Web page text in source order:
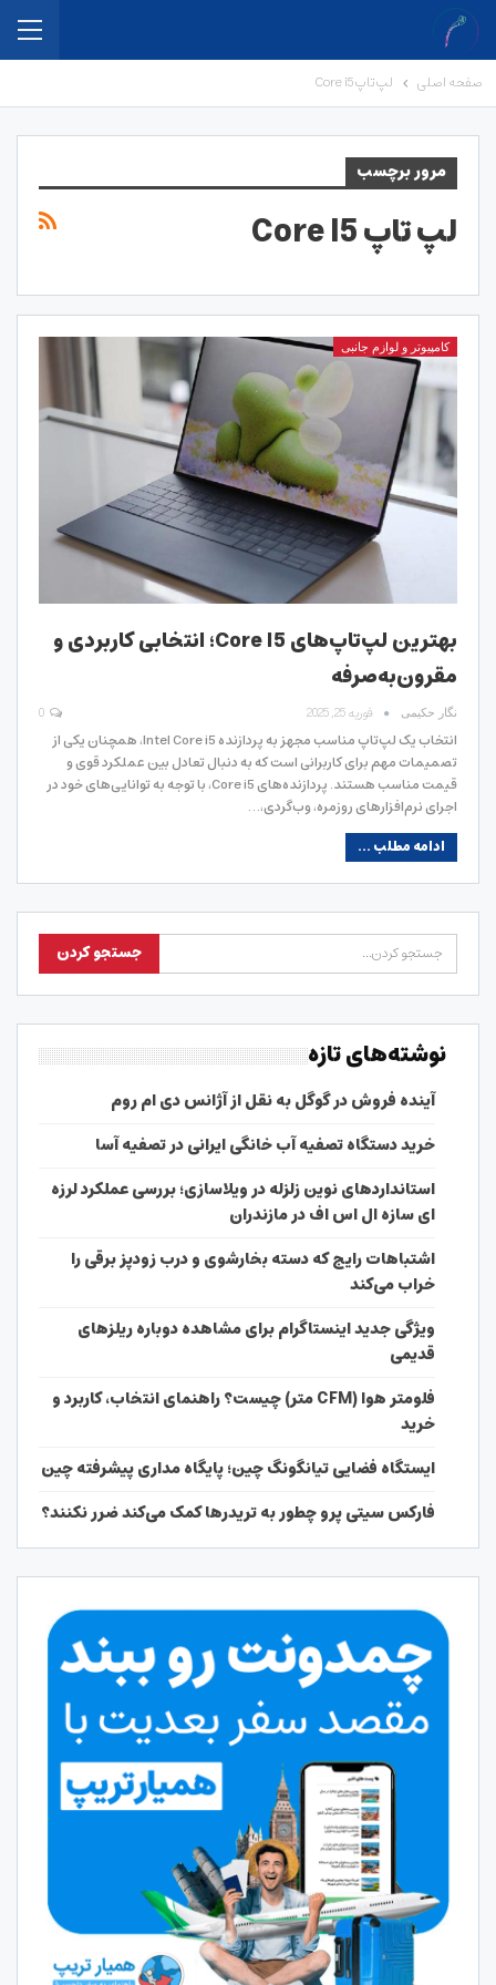
صفحه اصلی لپ تاپ Core i5
مرور برچسب
لپ تاپ Core I5
کامپیوتر و لوازم جانبی
بهترین لپ‌تاپ‌های Core I5؛ انتخابی کاربردی و
مقرون‌به‌صرفه
نگار حکیمی فوریه 25, 2025
انتخاب یک لپ‌تاپ مناسب مجهز به پردازنده Intel Core i5، همچنان یکی از
تصمیمات مهم برای کاربرانی است که به دنبال تعادل بین عملکرد قوی و
قیمت مناسب هستند. پردازنده‌های Core i5، با توجه به توانایی‌های خود در
اجرای نرم‌افزارهای روزمره، وب‌گردی،…
ادامه مطلب ...
نوشته‌های تازه
آینده فروش در گوگل به نقل از آژانس دی ام روم
خرید دستگاه تصفیه آب خانگی ایرانی در تصفیه آسا
استانداردهای نوین زلزله در ویلاسازی؛ بررسی عملکرد لرزه
ای سازه ال اس اف در مازندران
اشتباهات رایج که دسته بخارشوی و درب زودپز برقی را
خراب می‌کند
ویژگی جدید اینستاگرام برای مشاهده دوباره ریلزهای
قدیمی
فلومتر هوا (CFM متر) چیست؟ راهنمای انتخاب، کاربرد و
خرید
ایستگاه فضایی تیانگونگ چین؛ پایگاه مداری پیشرفته چین
فارکس سیتی پرو چطور به تریدرها کمک می‌کند ضرر نکنند؟